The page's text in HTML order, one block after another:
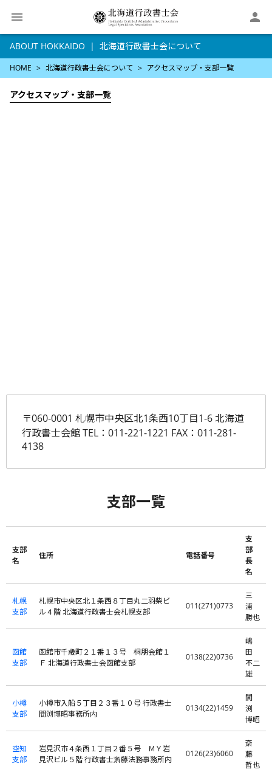

ABOUT HOKKAIDO 北海道行政書士会について
HOME 北海道行政書士会について アクセスマップ・支部一覧
アクセスマップ・支部一覧
〒060-0001 札幌市中央区北1条西10丁目1-6 北海道
行政書士会館 TEL：011-221-1221 FAX：011-281-
4138
支部一覧
支部
名
住所 電話番号
支
部
長
名
札幌
支部
札幌市中央区北１条西８丁目丸二羽柴ビ
ル４階 北海道行政書士会札幌支部
011(271)0773
三
浦
勝也
函館
支部
函館市千歳町２１番１３号 桐朋会館１
Ｆ 北海道行政書士会函館支部
0138(22)0736
嶋
田
不二
雄
小樽
支部
小樽市入船５丁目２３番１０号 行政書士
間渕博昭事務所内
0134(22)1459
間
渕
博昭
空知
支部
岩見沢市４条西１丁目２番５号 ＭＹ岩
見沢ビル５階 行政書士斎藤法務事務所内
0126(23)6060
斎
藤
哲也